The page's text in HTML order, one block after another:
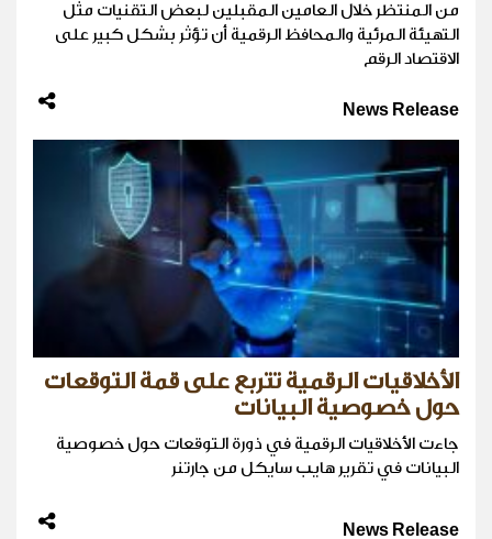
من المنتظر خلال العامين المقبلين لبعض التقنيات مثل
التهيئة المرئية والمحافظ الرقمية أن تؤثر بشكل كبير على
الاقتصاد الرقم
News Release
الأخلاقيات الرقمية تتربع على قمة التوقعات
حول خصوصية البيانات
جاءت الأخلاقيات الرقمية في ذورة التوقعات حول خصوصية
البيانات في تقرير هايب سايكل من جارتنر
News Release